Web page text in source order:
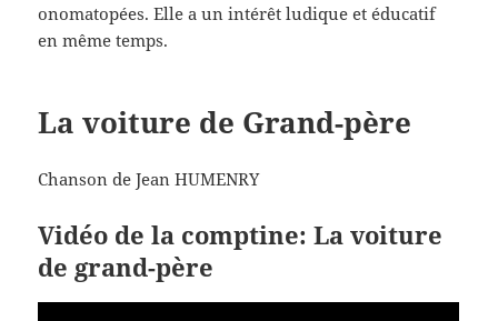
onomatopées. Elle a un intérêt ludique et éducatif
en même temps.
La voiture de Grand-père
Chanson de Jean HUMENRY
Vidéo de la comptine: La voiture
de grand-père